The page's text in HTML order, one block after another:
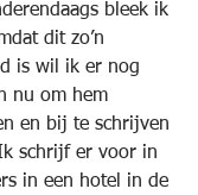
bleek ik
dit zo’n
is wil ik er nog
nu om hem
en bij te schrijven
schrijf er voor in
in een hotel in de